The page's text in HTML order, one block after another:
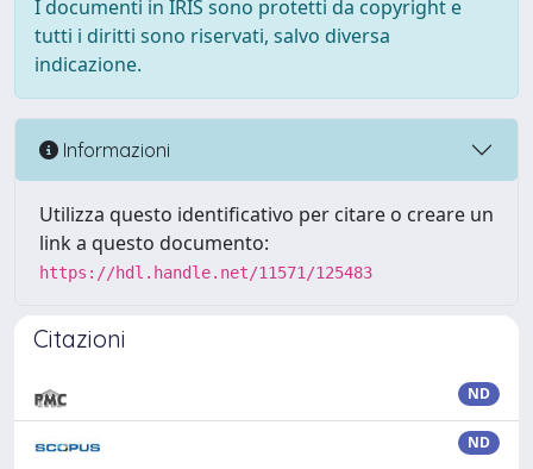
I documenti in IRIS sono protetti da copyright e
tutti i diritti sono riservati, salvo diversa
indicazione.
Informazioni
Utilizza questo identificativo per citare o creare un
link a questo documento:
https://hdl.handle.net/11571/125483
Citazioni
ND
ND